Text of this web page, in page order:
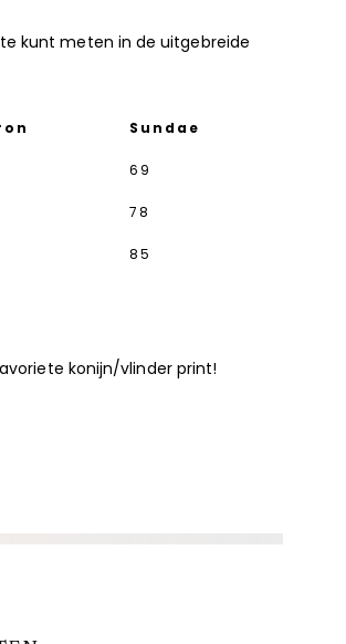
kunt meten in de uitgebreide
Sundae
69
78
85
konijn/vlinder print!